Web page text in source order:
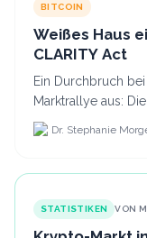
BITCOIN
Weißes Haus
CLARITY Act
Ein Durchbruch
Marktrallye aus:
am 21.
Dr. Stephanie
STATISTIKEN VON